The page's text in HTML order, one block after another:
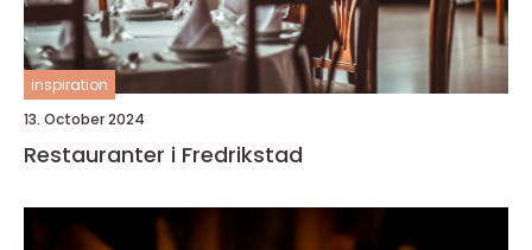
inspiration
13. October 2024
Restauranter i Fredrikstad